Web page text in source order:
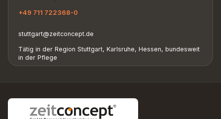
+49 711 722368-0
stuttgart@zeitconcept.de
Tätig in der Region Stuttgart, Karlsruhe, Hessen, bundesweit
in der Pflege